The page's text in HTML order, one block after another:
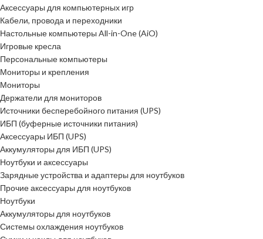
Аксессуары для компьютерных игр
Кабели, провода и переходники
Настольные компьютеры All-in-One (AiO)
Игровые кресла
Персональные компьютеры
Мониторы и крепления
Мониторы
Держатели для мониторов
Источники бесперебойного питания (UPS)
ИБП (буферные источники питания)
Аксессуары ИБП (UPS)
Аккумуляторы для ИБП (UPS)
Ноутбуки и аксессуары
Зарядные устройства и адаптеры для ноутбуков
Прочие аксессуары для ноутбуков
Ноутбуки
Аккумуляторы для ноутбуков
Системы охлаждения ноутбуков